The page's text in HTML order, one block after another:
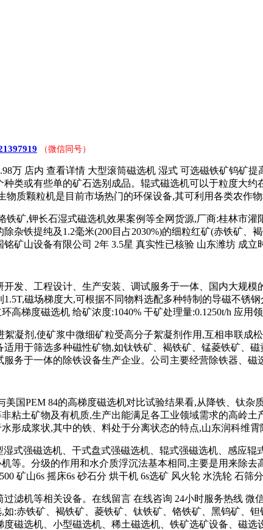
（微信同号）
万 店内 查看详情 大型滚筒磁选机 湿式 可选磁铁矿钨矿
类或有些单的矿石选别成品。辊式磁选机可以于粒度大
质颗粒机是目前市场热门的环保设备,其可利用各类农作
矿,钾长石湿式磁选机效果案例等全网货源,厂商:桂林市灌
杂铁提纯及1.2毫米(200目占2030%)的细粒红矿(赤铁矿
矿山设备有限公司 2年 3.5星 真实性已核验 山东潍坊 成立
发、工程设计、生产安装、调试服务于一体、国内大规
磁场梯度大,可根据不同物料选配多种特制的导磁不锈
高梯度磁选机 给矿浓度:1040% 干矿处理量:0.1250t/h 应用
凝剂,使矿浆中微细矿粒受高分子絮凝剂作用,互相串联成
用于筛选多种磁性矿物,如钛铁矿、褐铁矿、锰菱铁矿、
务于一体的除铁设备生产企业。公司主要经营除铁器、磁
国PEM 84的高梯度磁选机对比试验结果看,从降铁、钛
粘土矿物及有机质,生产出能满足各工业领域需求的高岭
形成浆状,其中的铁、料处于分离状态的特点,山东润科维
式强磁选机、干式盘式强磁选机、辊式强磁选机、感应
等。分级的作用和水介质浮沉法基本相同,主要是用来除
矿山6s 摇床6s 砂石分 烘干机 6s选矿 风火轮 水洗轮 石筛
滤机等相关设备。在线留言 在线咨询 24小时服务热线
:赤铁矿、褐铁矿、菱铁矿、钛铁矿、铬铁矿、黑钨矿、
磁选机、小型磁选机、稀土磁选机、铁矿选矿设备、磁